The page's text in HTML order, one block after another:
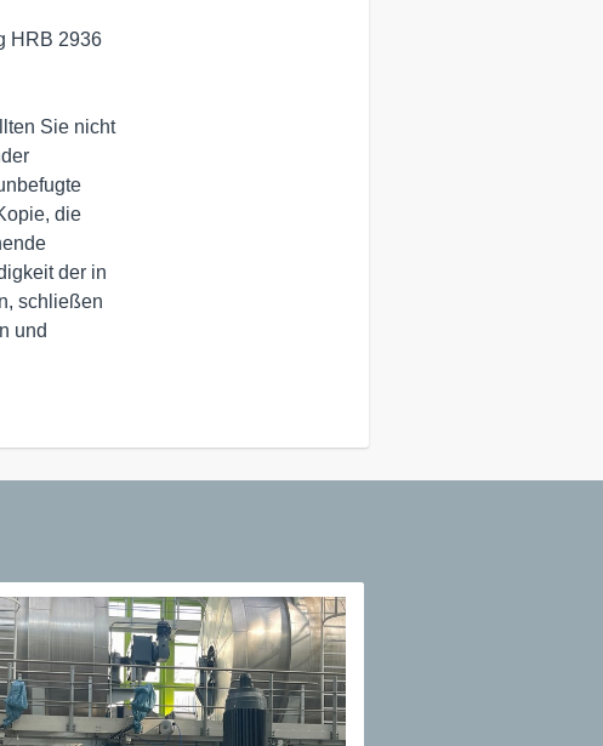
HRB 2936
Sie nicht
die
der in
schließen
und